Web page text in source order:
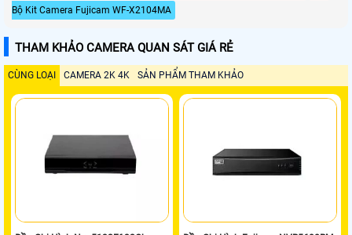
Bộ Kit Camera Fujicam WF-X2104MA
THAM KHẢO CAMERA QUAN SÁT GIÁ RẺ
CÙNG LOẠI CAMERA 2K 4K SẢN PHẨM THAM KHẢO